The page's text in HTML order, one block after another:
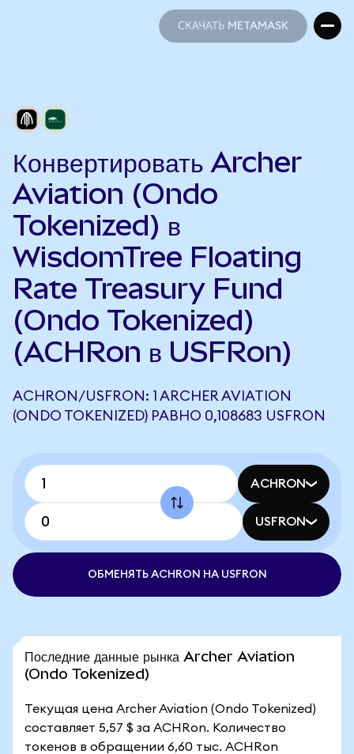
СКАЧАТЬ METAMASK
Конвертировать Archer
Aviation (Ondo
Tokenized) в
WisdomTree Floating
Rate Treasury Fund
(Ondo Tokenized)
(ACHRon в USFRon)
ACHRON/USFRON: 1 ARCHER AVIATION
(ONDO TOKENIZED) РАВНО 0,108683 USFRON
ACHRON
USFRON
ОБМЕНЯТЬ ACHRON НА USFRON
Последние данные рынка Archer Aviation
(Ondo Tokenized)
Текущая цена Archer Aviation (Ondo Tokenized)
составляет 5,57 $ за ACHRon. Количество
токенов в обращении 6,60 тыс. ACHRon